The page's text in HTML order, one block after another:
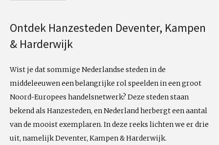
Ontdek Hanzesteden Deventer, Kampen
& Harderwijk
Wist je dat sommige Nederlandse steden in de
middeleeuwen een belangrijke rol speelden in een groot
Noord-Europees handelsnetwerk? Deze steden staan
bekend als Hanzesteden, en Nederland herbergt een aantal
van de mooist exemplaren. In deze reeks lichten we er drie
uit, namelijk Deventer, Kampen & Harderwijk.